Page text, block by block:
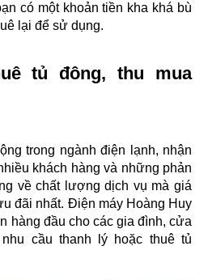
có một khoản tiền kha khá bù
lại để sử dụng.
tủ đông, thu mua
trong ngành điện lạnh, nhận
khách hàng và những phản
về chất lượng dịch vụ mà giá
đãi nhất. Điện máy Hoàng Huy
hàng đầu cho các gia đình, cửa
cầu thanh lý hoặc thuê tủ